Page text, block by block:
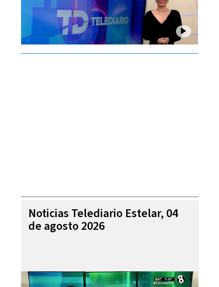
Noticias Telediario Estelar, 04
de agosto 2026